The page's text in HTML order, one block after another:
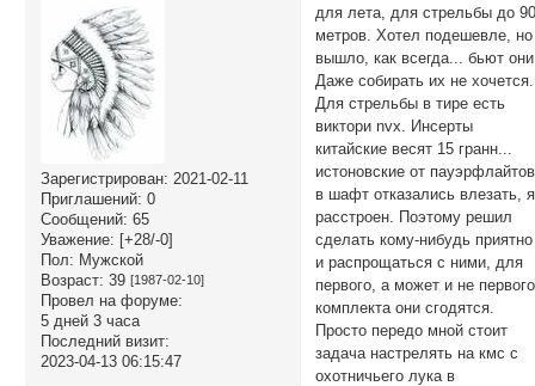
Зарегистрирован: 2021-02-11
Приглашений: 0
Сообщений: 65
Уважение: [+28/-0]
Пол: Мужской
Возраст: 39 [1987-02-10]
Провел на форуме:
5 дней 3 часа
Последний визит:
2023-04-13 06:15:47
для лета, для стрельбы до
метров. Хотел подешевле, но
вышло, как всегда... бьют
Даже собирать их не хочется.
Для стрельбы в тире есть
виктори nvx. Инсерты
китайские весят 15 гранн...
истоновские от пауэрфлайтов
в шафт отказались влезать, я
расстроен. Поэтому решил
сделать кому-нибудь приятно
и распрощаться с ними, для
первого, а может и не первого
комплекта они сгодятся.
Просто передо мной стоит
задача настрелять на кмс с
охотничьего лука в